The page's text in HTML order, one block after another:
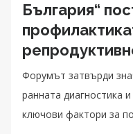
България“
Форумът затвърди
ранната диагностика
ключови фактори за